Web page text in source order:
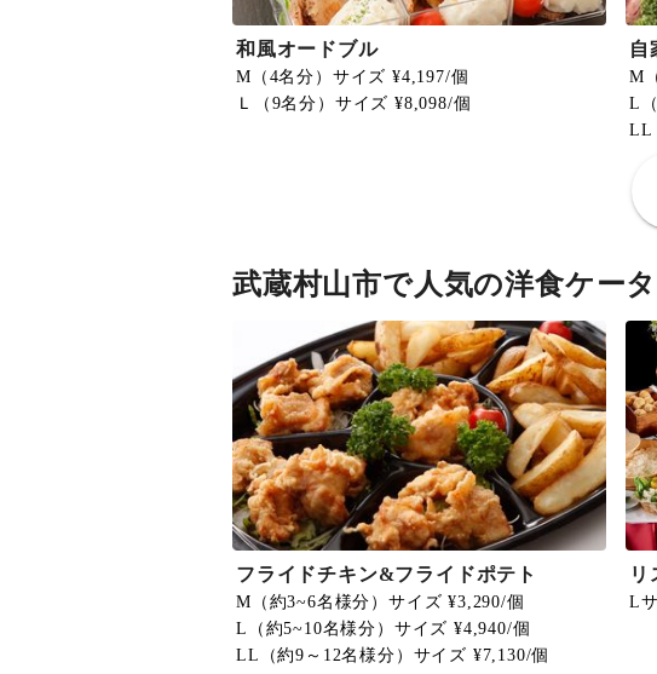
和風オードブル
M（4名分）サイズ ¥4,197/個
Ｌ（9名分）サイズ ¥8,098/個
自
M
L
LL
武蔵村山市で人気の洋食ケー
フライドチキン&フライドポテト
M（約3~6名様分）サイズ ¥3,290/個
L（約5~10名様分）サイズ ¥4,940/個
LL（約9～12名様分）サイズ ¥7,130/個
リ
L